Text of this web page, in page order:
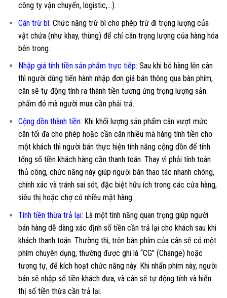
công ty vận chuyển, logistic,…).
Cân trừ bì: Chức năng trừ bì cho phép trừ đi trọng lượng của
vật chứa (như khay, thùng) để chỉ cân trọng lượng của hàng hóa
bên trong.
Nhập giá tính tiền sản phẩm trực tiếp: Sau khi bỏ hàng lên cân
thì người dùng tiến hành nhập đơn giá bán thông qua bàn phím,
cân sẽ tự động tính ra thành tiền tương ứng trọng lượng sản
phẩm đó mà người mua cần phải trả.
Cộng dồn thành tiền: Khi khối lượng sản phẩm cân vượt mức
cân tối đa cho phép hoặc cần cân nhiều mã hàng tính tiền cho
một khách thì người bán thực hiện tính năng cộng dồn để tính
tổng số tiền khách hàng cần thanh toán. Thay vì phải tính toán
thủ công, chức năng này giúp người bán thao tác nhanh chóng,
chính xác và tránh sai sót, đặc biệt hữu ích trong các cửa hàng,
siêu thị hoặc chợ có nhiều mặt hàng.
Tính tiền thừa trả lại: Là một tính năng quan trọng giúp người
bán hàng dễ dàng xác định số tiền cần trả lại cho khách sau khi
khách thanh toán. Thường thì, trên bàn phím của cân sẽ có một
phím chuyên dụng, thường được ghi là “CG” (Change) hoặc
tương tự, để kích hoạt chức năng này. Khi nhấn phím này, người
bán sẽ nhập số tiền khách đưa, và cân sẽ tự động tính và hiển
thị số tiền thừa cần trả lại.